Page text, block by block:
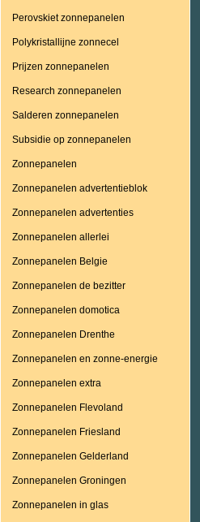
Perovskiet zonnepanelen
Polykristallijne zonnecel
Prijzen zonnepanelen
Research zonnepanelen
Salderen zonnepanelen
Subsidie op zonnepanelen
Zonnepanelen
Zonnepanelen advertentieblok
Zonnepanelen advertenties
Zonnepanelen allerlei
Zonnepanelen Belgie
Zonnepanelen de bezitter
Zonnepanelen domotica
Zonnepanelen Drenthe
Zonnepanelen en zonne-energie
Zonnepanelen extra
Zonnepanelen Flevoland
Zonnepanelen Friesland
Zonnepanelen Gelderland
Zonnepanelen Groningen
Zonnepanelen in glas